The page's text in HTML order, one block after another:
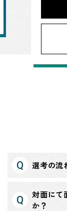
選考の流
対面にて
か？